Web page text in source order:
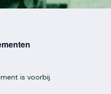
is voorbij.